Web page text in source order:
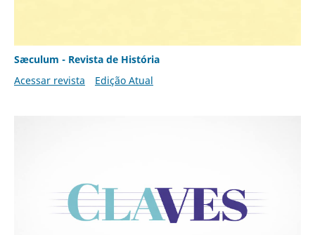
Sæculum - Revista de História
Acessar revista
Edição Atual